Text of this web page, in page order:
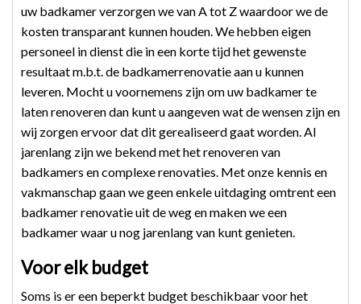
uw badkamer verzorgen we van A tot Z waardoor we de
kosten transparant kunnen houden. We hebben eigen
personeel in dienst die in een korte tijd het gewenste
resultaat m.b.t. de badkamerrenovatie aan u kunnen
leveren. Mocht u voornemens zijn om uw badkamer te
laten renoveren dan kunt u aangeven wat de wensen zijn en
wij zorgen ervoor dat dit gerealiseerd gaat worden. Al
jarenlang zijn we bekend met het renoveren van
badkamers en complexe renovaties. Met onze kennis en
vakmanschap gaan we geen enkele uitdaging omtrent een
badkamer renovatie uit de weg en maken we een
badkamer waar u nog jarenlang van kunt genieten.
Voor elk budget
Soms is er een beperkt budget beschikbaar voor het